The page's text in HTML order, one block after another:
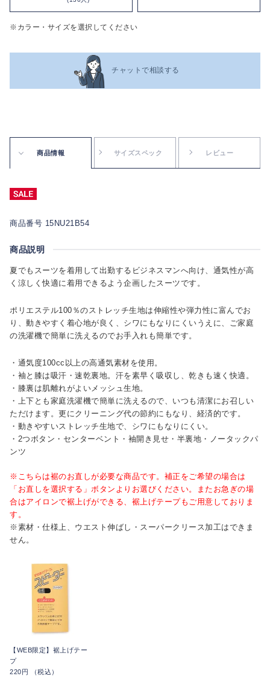
※カラー・サイズを選択してください
チャットで相談する
商品情報 サイズスペック レビュー
商品番号 15NU21B54
商品説明
夏でもスーツを着用して出勤するビジネスマンへ向け、通気性が高
く涼しく快適に着用できるよう企画したスーツです。
ポリエステル100％のストレッチ生地は伸縮性や弾力性に富んでお
り、動きやすく着心地が良く、シワにもなりにくいうえに、ご家庭
の洗濯機で簡単に洗えるのでお手入れも簡単です。
・通気度100cc以上の高通気素材を使用。
・袖と膝は吸汗・速乾裏地。汗を素早く吸収し、乾きも速く快適。
・膝裏は肌離れがよいメッシュ生地。
・上下とも家庭洗濯機で簡単に洗えるので、いつも清潔にお召しい
ただけます。更にクリーニング代の節約にもなり、経済的です。
・動きやすいストレッチ生地で、シワにもなりにくい。
・2つボタン・センターベント・袖開き見せ・半裏地・ノータックパ
ンツ
※こちらは裾のお直しが必要な商品です。補正をご希望の場合は
「お直しを選択する」ボタンよりお選びください。またお急ぎの場
合はアイロンで裾上げができる、裾上げテープもご用意しておりま
す。
※素材・仕様上、ウエスト伸ばし・スーパークリース加工はできま
せん。
【WEB限定】裾上げテー
プ
220円 （税込）